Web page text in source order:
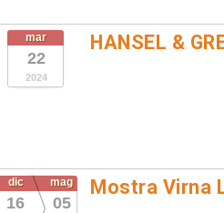
mar
22
2024
HANSEL &
dic
16
mag
05
Mostra Virna